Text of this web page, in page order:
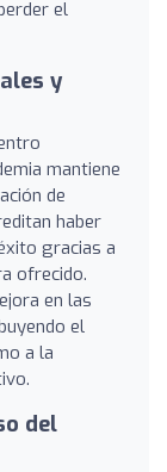
el
y
mantiene
de
haber
gracias a
ofrecido.
en las
el
a la
del